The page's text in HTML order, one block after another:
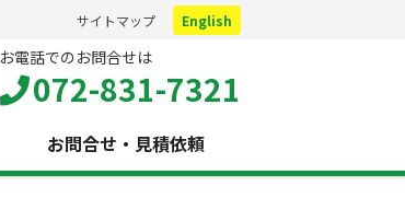
サイトマップ English
お電話でのお問合せは
072-831-7321
お問合せ・見積依頼